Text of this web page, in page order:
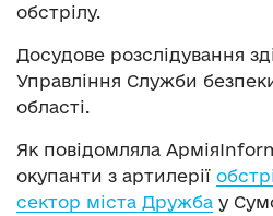
обстрілу.
Досудове розслідування
Управління Служби
області.
Як повідомляла
окупанти з артилерії
сектор міста Дружба у